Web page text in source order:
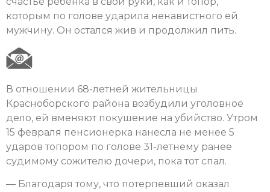
которым по голове ударила ненавистного ей
мужчину. Он остался жив и продолжил пить.
В отношении 68-летней жительницы
Красноборского района возбудили уголовное
дело, ей вменяют покушение на убийство. Утром
15 февраля пенсионерка нанесла не менее 5
ударов топором по голове 31-летнему ранее
судимому сожителю дочери, пока тот спал.
— Благодаря тому, что потерпевший оказал